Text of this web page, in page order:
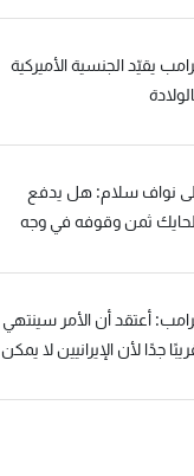
يقيّد الجنسية الأميركية
نواف سلام: هل يدفع
ثمن وقوفه في وجه
أعتقد أن الأمر سينتهي
جدًا لأن الإيرانيين لا يمكن